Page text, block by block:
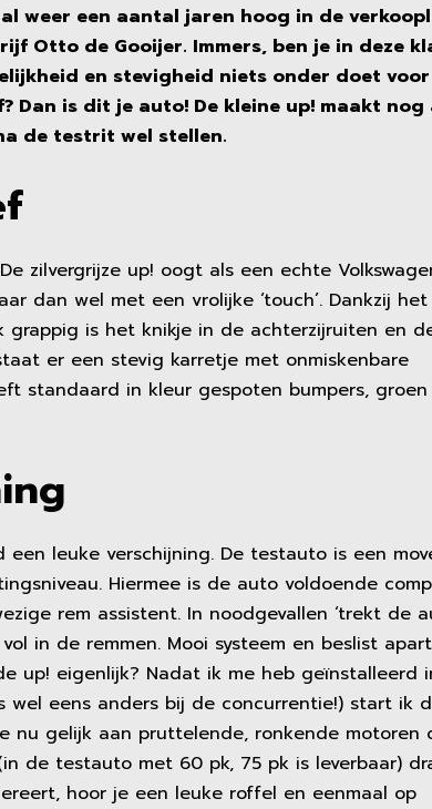
weer een aantal jaren hoog in de
Otto de Gooijer. Immers, ben je in deze
en stevigheid niets onder doet voor
Dan is dit je auto! De kleine up! maakt
de testrit wel stellen.
zilvergrijze up! oogt als een echte
dan wel met een vrolijke ‘touch’. Dankzij
grappig is het knikje in de achterzijruiten en
er een stevig karretje met onmiskenbare
standaard in kleur gespoten bumpers,
leuke verschijning. De testauto is een
Hiermee is de auto voldoende
rem assistent. In noodgevallen ‘trekt de
in de remmen. Mooi systeem en beslist
up! eigenlijk? Nadat ik me heb geïnstalleerd
wel eens anders bij de concurrentie!) start ik
nu gelijk aan pruttelende, ronkende motoren
de testauto met 60 pk, 75 pk is leverbaar)
hoor je een leuke roffel en eenmaal op